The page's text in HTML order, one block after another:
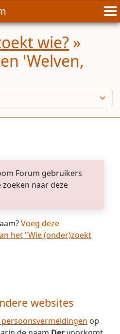
wie? »
'Welven,
Forum gebruikers
naar deze
Voeg deze
het "Wie (onder)zoekt
websites
persoonsvermeldingen op